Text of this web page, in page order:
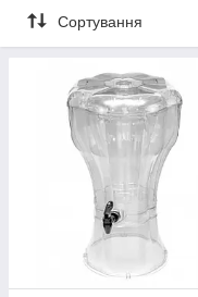
Сортування